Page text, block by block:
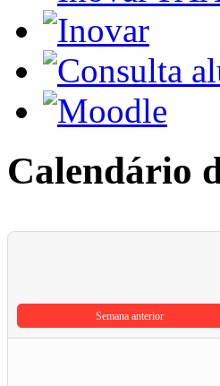
Calendário
Semana anterior